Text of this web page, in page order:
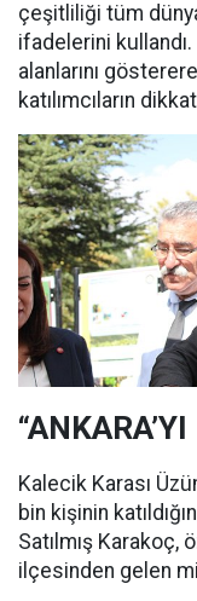
çeşitliliği tüm
ifadelerini
alanlarını
katılımcıların
Kalecik Karası
bin kişinin
Satılmış Karakoç,
ilçesinden gelen